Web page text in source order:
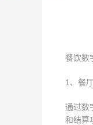
餐饮数
1、餐
通过数
和结算